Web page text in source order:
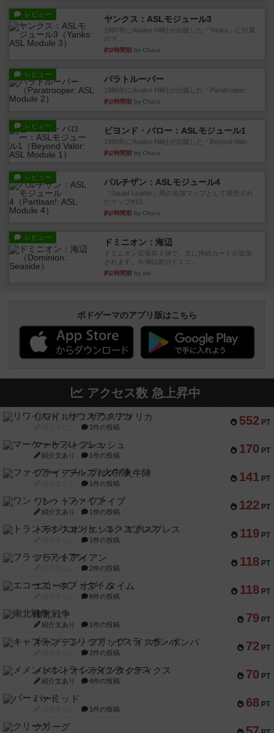
レビュー ヤンクス：ASLモジュール3
1987年にAvalon Hill社が出版した『Yanks』に付属
のマ...
約2時間前 by Chaco
レビュー パラトルーパー
1986年にAvalon Hill社が出版した『Paratrooper...
約2時間前 by Chaco
レビュー ビヨンド・バロー：ASLモジュール1
1985年にAvalon Hill社が出版した『Beyond Valo...
約2時間前 by Chaco
レビュー パルチザン：ASLモジュール4
『Squad Leader』用の追加マップとして発売され
たマップ#10...
約2時間前 by Chaco
レビュー ドミニオン：海辺
ドミニオン拡張第３弾で、主に持続カードが追加
されます。今弾以前のドミニ...
約2時間前 by aki
ボドゲーマのアプリ版はこちら
アクセス数 急上昇中
552 PT
リワイルド：サウスアメリカ
2件の投稿
170 PT
マーケットフレッシュ
紹介文あり 1件の投稿
141 PT
ファイアー・ブルズ / 火牛陣
1件の投稿
122 PT
ワン・トゥ・ファイブ
紹介文あり 1件の投稿
119 PT
トランスオリエント・エクスプレス
1件の投稿
118 PT
フラットアイアン
2件の投稿
118 PT
エコーズ・オブ・タイム
8件の投稿
79 PT
南北戦争
紹介文あり 1件の投稿
72 PT
キャプテン・フリップ：イスラ・ボンバ
2件の投稿
70 PT
メメントオンラインタクティクス
紹介文あり 4件の投稿
68 PT
パーミッド
1件の投稿
クリーグ